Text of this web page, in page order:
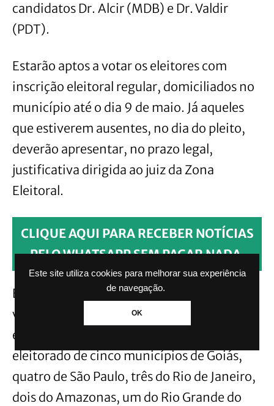
Este site utiliza cookies para melhorar sua experiência
de navegação.
OK
candidatos Dr. Alcir (MDB) e Dr. Valdir
(PDT).
Estarão aptos a votar os eleitores com
inscrição eleitoral regular, domiciliados no
município até o dia 9 de maio. Já aqueles
que estiverem ausentes, no dia do pleito,
deverão apresentar, no prazo legal,
justificativa dirigida ao juiz da Zona
Eleitoral.
CLIQUE AQUI PARA RECEBER NOTÍCIAS
PELO WHATSAPP SEM PAGAR NADA.
Em todo o país, outras 18 cidades também
vão às urnas para escolher os prefeitos. As
eleições suplementares vão mobilizar o
eleitorado de cinco municípios de Goiás,
quatro de São Paulo, três do Rio de Janeiro,
dois do Amazonas, um do Rio Grande do